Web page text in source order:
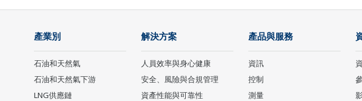
產業別
石油和天然氣
石油和天然氣下游
LNG供應鏈
解決方案
人員效率與身心健康
安全、風險與合規管理
資產性能與可靠性
產品與服務
資訊
控制
測量